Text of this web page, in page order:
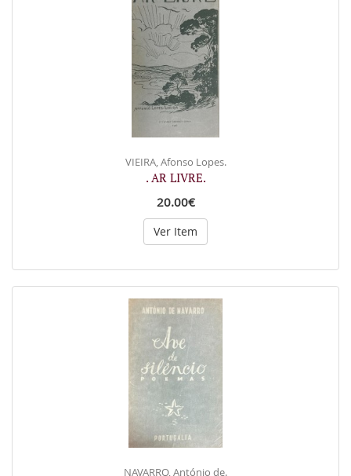
VIEIRA, Afonso Lopes.
. AR LIVRE.
20.00€
Ver Item
NAVARRO, António de.